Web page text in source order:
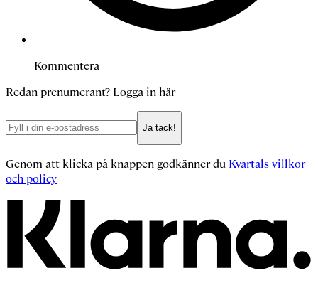
Kommentera
Redan prenumerant? Logga in här
Ja tack!
Genom att klicka på knappen godkänner du Kvartals villkor
och policy